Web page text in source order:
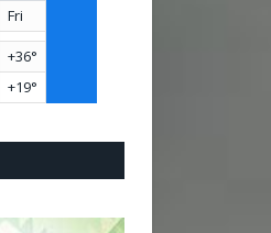
Fri
+36°
+19°